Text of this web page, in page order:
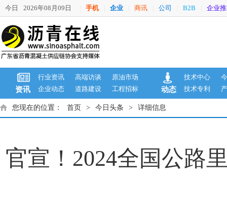
今日 2026年08月09日 手机 企业 商讯 公司 B2B 企业
资讯
行业资讯 高端访谈
原油市场
企业动态
道路建设 工程招标 动态
技术中心
技术专利
您现在的位置： 首页 > 今日头条 > 详细信息
官宣！2024全国公路